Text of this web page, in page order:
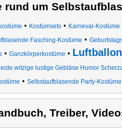
rund um
• Kostümsets• Karneval-Kostüme
Fasching-Kostüme •
• Ganzkörperkostüme •
witzige lustige Gebläse Humor
• Selbstaufblasende Party-Kostüme
Treiber,